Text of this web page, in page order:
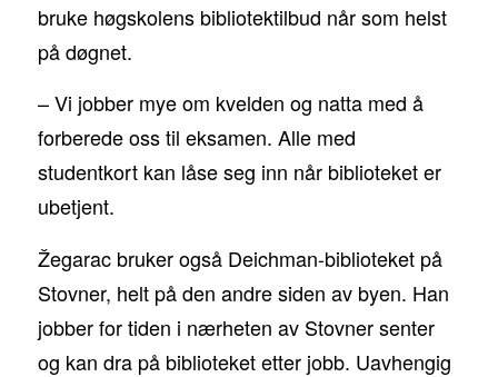
bruke høgskolens bibliotektilbud når som helst
på døgnet.
– Vi jobber mye om kvelden og natta med å
forberede oss til eksamen. Alle med
studentkort kan låse seg inn når biblioteket er
ubetjent.
Žegarac bruker også Deichman-biblioteket på
Stovner, helt på den andre siden av byen. Han
jobber for tiden i nærheten av Stovner senter
og kan dra på biblioteket etter jobb. Uavhengig